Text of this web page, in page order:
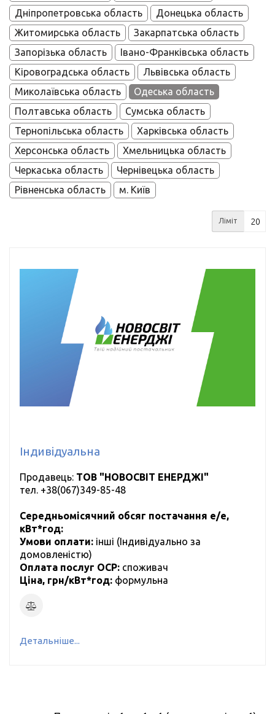
Дніпропетровська область
Донецька область
Житомирська область
Закарпатська область
Запорізька область
Івано-Франківська область
Кіровоградська область
Львівська область
Миколаївська область
Одеська область
Полтавська область
Сумська область
Тернопільська область
Харківська область
Херсонська область
Хмельницька область
Черкаська область
Чернівецька область
Рівненська область
м. Київ
Ліміт
Індивідуальна
Продавець: ТОВ "НОВОСВІТ ЕНЕРДЖІ"
тел. +38(067)349-85-48
Середньомісячний обсяг постачання е/е,
кВт*год:
Умови оплати: інші (Індивідуально за
домовленістю)
Оплата послуг ОСР: cпоживач
Ціна, грн/кВт*год: формульна
Детальніше...